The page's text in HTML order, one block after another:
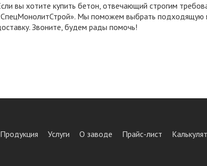
вы хотите купить бетон, отвечающий строгим
Мы поможем выбрать подходящую
Звоните, будем рады помочь!
Продукция Услуги О заводе Прайс-лист